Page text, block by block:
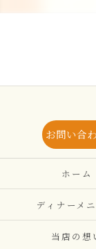
お問い合
ホーム
ディナーメ
当店の想